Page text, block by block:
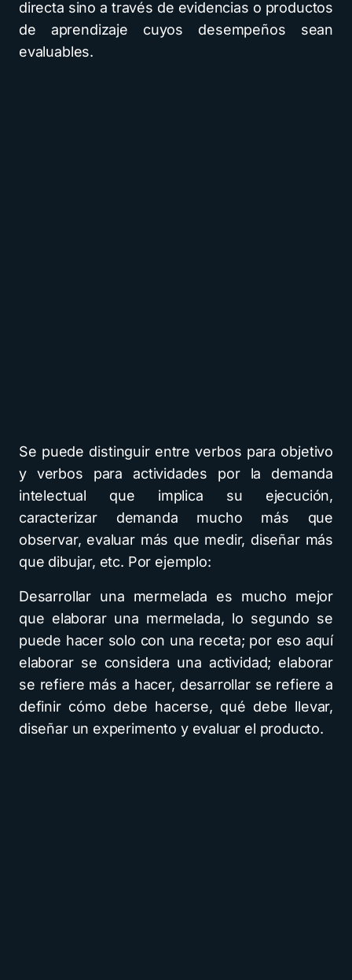
directa sino a través de evidencias o productos
de aprendizaje cuyos desempeños sean
evaluables.
Se puede distinguir entre verbos para objetivo
y verbos para actividades por la demanda
intelectual que implica su ejecución,
caracterizar demanda mucho más que
observar, evaluar más que medir, diseñar más
que dibujar, etc. Por ejemplo:
Desarrollar una mermelada es mucho mejor
que elaborar una mermelada, lo segundo se
puede hacer solo con una receta; por eso aquí
elaborar se considera una actividad; elaborar
se refiere más a hacer, desarrollar se refiere a
definir cómo debe hacerse, qué debe llevar,
diseñar un experimento y evaluar el producto.